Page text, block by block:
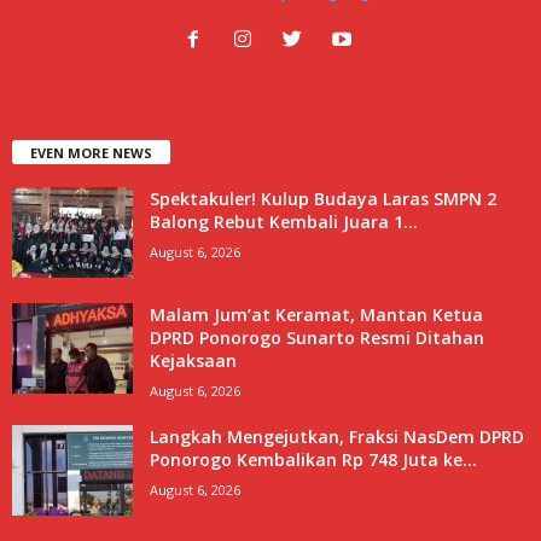
EVEN MORE NEWS
Spektakuler! Kulup Budaya Laras SMPN 2
Balong Rebut Kembali Juara 1...
August 6, 2026
Malam Jum’at Keramat, Mantan Ketua
DPRD Ponorogo Sunarto Resmi Ditahan
Kejaksaan
August 6, 2026
Langkah Mengejutkan, Fraksi NasDem DPRD
Ponorogo Kembalikan Rp 748 Juta ke...
August 6, 2026